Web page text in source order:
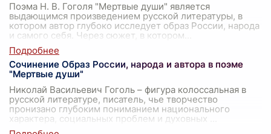
Поэма Н. В. Гоголя "Мертвые души" является
выдающимся произведением русской литературы, в
котором автор глубоко исследует образ России, народа
и самого себя. Через сюжет, в котором
Сочинение Образ России, народа и автора в поэме
"Мертвые души"
Николай Васильевич Гоголь – фигура колоссальная в
русской литературе, писатель, чье творчество
пронизано глубоким пониманием национального
характера, социальных проблем и духовных